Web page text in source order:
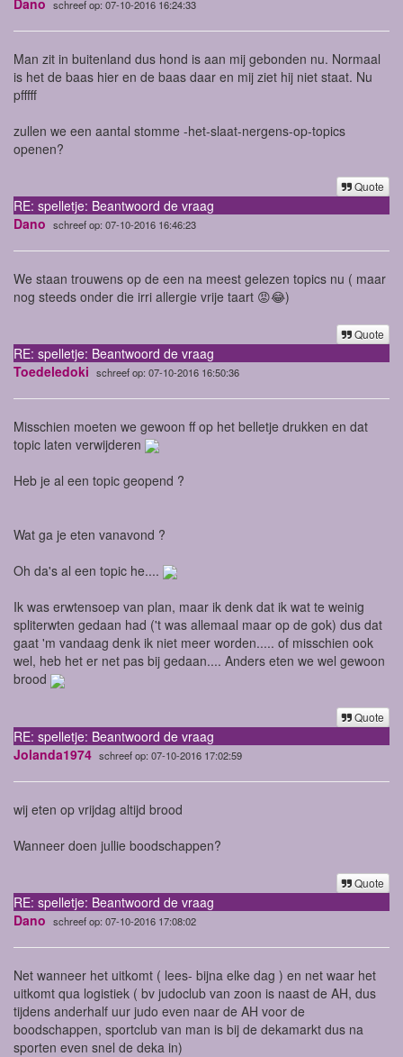
schreef op: 07-10-2016 16:24:33
Man zit in buitenland dus hond is aan mij gebonden nu. Normaal
is het de baas hier en de baas daar en mij ziet hij niet staat. Nu
pfffff
zullen we een aantal stomme -het-slaat-nergens-op-topics
openen?
Quote
RE: spelletje: Beantwoord de vraag
Dano schreef op: 07-10-2016 16:46:23
We staan trouwens op de een na meest gelezen topics nu ( maar
nog steeds onder die irri allergie vrije taart 😡😂)
Quote
RE: spelletje: Beantwoord de vraag
Toedeledoki schreef op: 07-10-2016 16:50:36
Misschien moeten we gewoon ff op het belletje drukken en dat
topic laten verwijderen
Heb je al een topic geopend ?
Wat ga je eten vanavond ?
Oh da's al een topic he....
Ik was erwtensoep van plan, maar ik denk dat ik wat te weinig
spliterwten gedaan had ('t was allemaal maar op de gok) dus dat
gaat 'm vandaag denk ik niet meer worden..... of misschien ook
wel, heb het er net pas bij gedaan.... Anders eten we wel gewoon
brood
Quote
RE: spelletje: Beantwoord de vraag
Jolanda1974 schreef op: 07-10-2016 17:02:59
wij eten op vrijdag altijd brood
Wanneer doen jullie boodschappen?
Quote
RE: spelletje: Beantwoord de vraag
Dano schreef op: 07-10-2016 17:08:02
Net wanneer het uitkomt ( lees- bijna elke dag ) en net waar het
uitkomt qua logistiek ( bv judoclub van zoon is naast de AH, dus
tijdens anderhalf uur judo even naar de AH voor de
boodschappen, sportclub van man is bij de dekamarkt dus na
sporten even snel de deka in)